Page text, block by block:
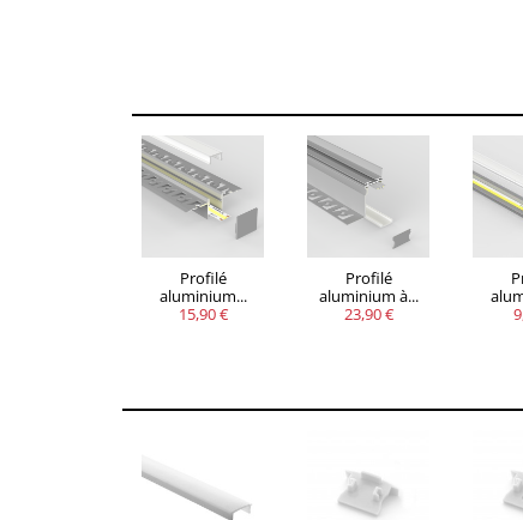
QUANTITÉ REMISE
5
Jusqu'à 12,90
€
Profilé
aluminium...
15,90 €
Profilé
aluminium à...
23,90 €